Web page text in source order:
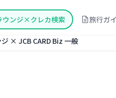
ウンジ×クレカ検索 旅行ガ
× JCB CARD Biz 一般